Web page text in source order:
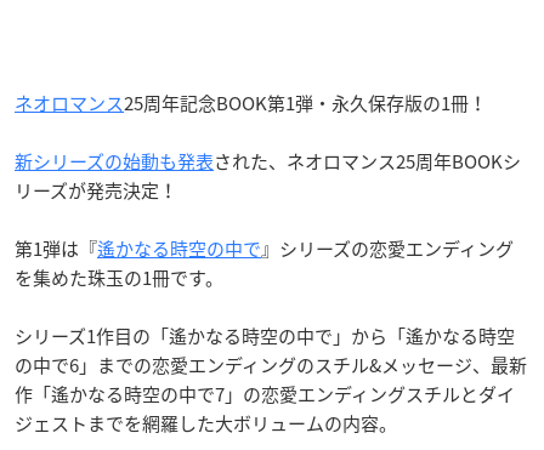
ネオロマンス25周年記念BOOK第1弾・永久保存版の1冊！
新シリーズの始動も発表された、ネオロマンス25周年BOOKシ
リーズが発売決定！
第1弾は『遙かなる時空の中で』シリーズの恋愛エンディング
を集めた珠玉の1冊です。
シリーズ1作目の「遙かなる時空の中で」から「遙かなる時空
の中で6」までの恋愛エンディングのスチル&メッセージ、最新
作「遙かなる時空の中で7」の恋愛エンディングスチルとダイ
ジェストまでを網羅した大ボリュームの内容。